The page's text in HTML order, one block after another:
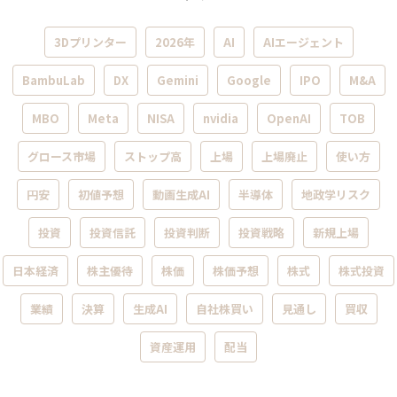
3Dプリンター 2026年 AI AIエージェント
BambuLab DX Gemini Google IPO M&A
MBO Meta NISA nvidia OpenAI TOB
グロース市場 ストップ高 上場 上場廃止 使い方
円安 初値予想 動画生成AI 半導体 地政学リスク
投資 投資信託 投資判断 投資戦略 新規上場
日本経済 株主優待 株価 株価予想 株式 株式投資
業績 決算 生成AI 自社株買い 見通し 買収
資産運用 配当